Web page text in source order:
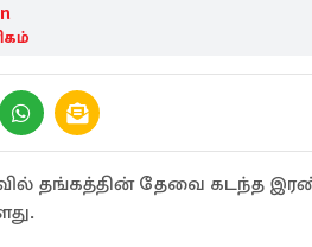
தங்கத்தின் தேவை கடந்த